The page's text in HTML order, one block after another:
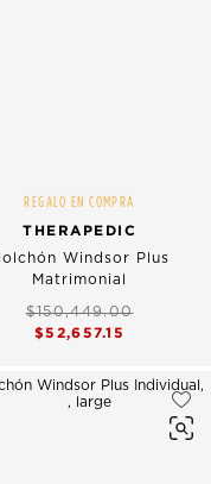
REGALO EN COMPRA
THERAPEDIC
Windsor Plus
Matrimonial
$150,449.00
$52,657.15